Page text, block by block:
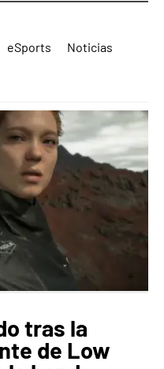
eSports
Noticias
tras la
de Low